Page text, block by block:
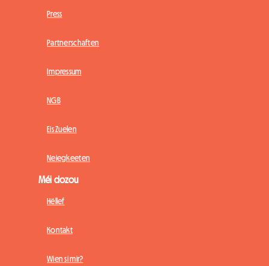
Press
Partnerschaften
Impressum
NGB
Eis Zuelen
Neiegkeeten
Méi dozou
Hëllef
Kontakt
Wien si mir?